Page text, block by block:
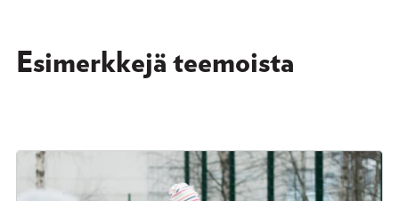
Esimerkkejä teemoista